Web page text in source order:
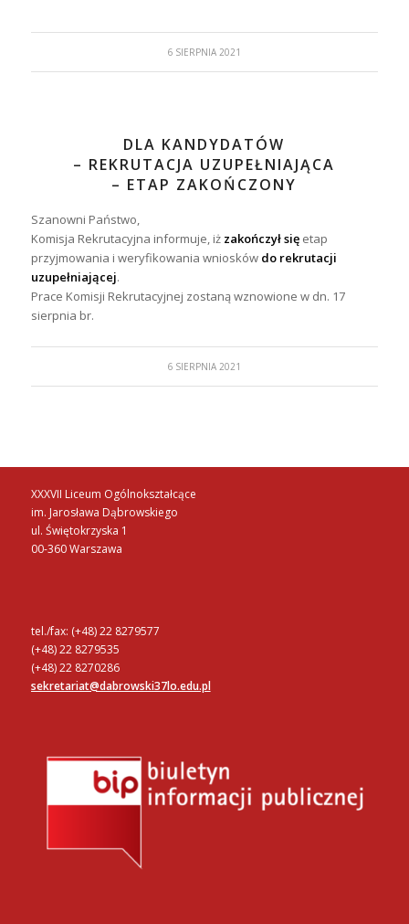
6 SIERPNIA 2021
DLA KANDYDATÓW
– REKRUTACJA UZUPEŁNIAJĄCA
– ETAP ZAKOŃCZONY
Szanowni Państwo,
Komisja Rekrutacyjna informuje, iż zakończył sięetap
przyjmowania i weryfikowania wniosków do rekrutacji
uzupełniającej.
Prace Komisji Rekrutacyjnej zostaną wznowione w dn. 17
sierpnia br.
6 SIERPNIA 2021
XXXVII Liceum Ogólnokształcące
im. Jarosława Dąbrowskiego
ul. Świętokrzyska 1
00-360 Warszawa
tel./fax: (+48) 22 8279577
(+48) 22 8279535
(+48) 22 8270286
sekretariat@dabrowski37lo.edu.pl